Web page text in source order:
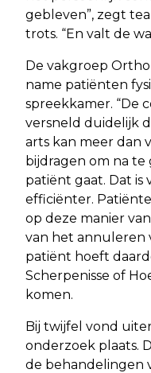
gebleven”, zegt
trots. “En valt de
De vakgroep
name patiënten
spreekkamer. “De
versneld duidelijk
arts kan meer dan
bijdragen om na te
patiënt gaat. Dat is
efficiënter.
op deze manier
van het annuleren
patiënt hoeft
Scherpenisse of
komen.
Bij twijfel vond
onderzoek plaats.
de behandelingen